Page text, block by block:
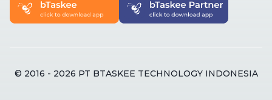
© 2016 - 2026 PT BTASKEE TECHNOLOGY INDONESIA